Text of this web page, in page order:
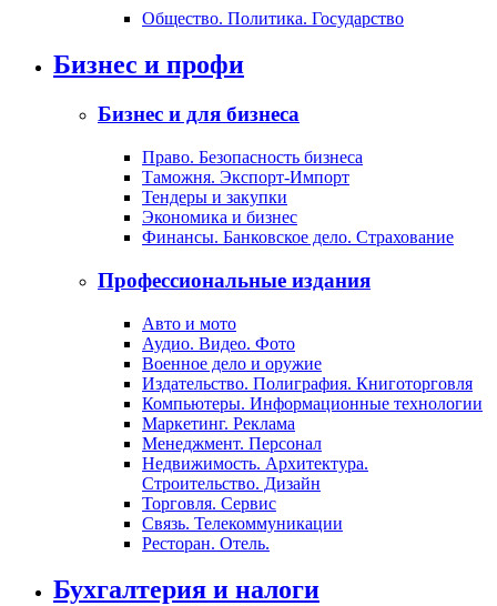
Общество. Политика. Государство
Бизнес и профи
Бизнес и для бизнеса
Право. Безопасность бизнеса
Таможня. Экспорт-Импорт
Тендеры и закупки
Экономика и бизнес
Финансы. Банковское дело. Страхование
Профессиональные издания
Авто и мото
Аудио. Видео. Фото
Военное дело и оружие
Издательство. Полиграфия. Книготорговля
Компьютеры. Информационные технологии
Маркетинг. Реклама
Менеджмент. Персонал
Недвижимость. Архитектура.
Строительство. Дизайн
Торговля. Сервис
Связь. Телекоммуникации
Ресторан. Отель.
Бухгалтерия и налоги